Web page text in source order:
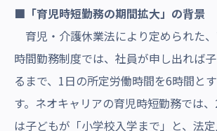
■「育児時短勤務の期間拡大」の背景
育児・介護休業法により定められた
時間勤務制度では、社員が申し出れば
るまで、1日の所定労働時間を6時間と
す。ネオキャリアの育児時短勤務では
は子どもが「小学校入学まで」と、法定